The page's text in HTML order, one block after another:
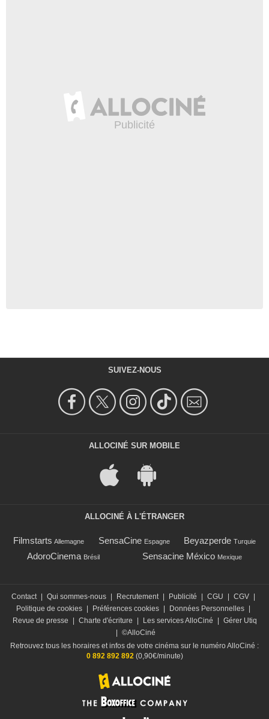
SUIVEZ-NOUS
ALLOCINÉ SUR MOBILE
ALLOCINÉ À L'ÉTRANGER
Filmstarts Allemagne SensaCine Espagne Beyazperde Turquie
AdoroCinema Brésil Sensacine México Mexique
Contact | Qui sommes-nous | Recrutement | Publicité | CGU | CGV |
Politique de cookies | Préférences cookies | Données Personnelles |
Revue de presse
| Charte d'écriture | Les services AlloCiné | Gérer Utiq
| ©AlloCiné
Retrouvez tous les horaires et infos de votre cinéma sur le numéro AlloCiné :
0 892 892 892(0,90€/minute)